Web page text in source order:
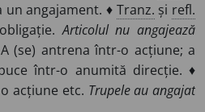
un angajament. ♦ Tranz. și refl.
Articolul nu angajează
A (se) antrena într-o acțiune; a
într-o anumită direcție. ♦
acțiune etc. Trupele au angajat